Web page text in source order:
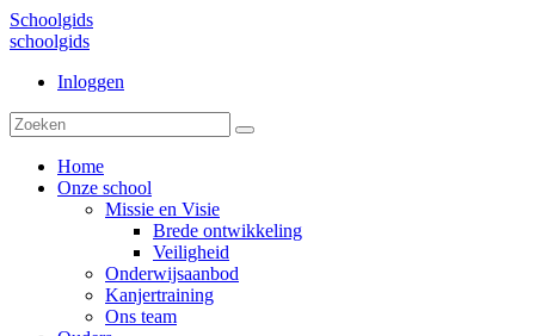
Schoolgids
schoolgids
Inloggen
Home
Onze school
Missie en Visie
Brede ontwikkeling
Veiligheid
Onderwijsaanbod
Kanjertraining
Ons team